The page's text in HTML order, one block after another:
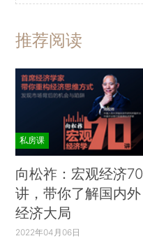
推荐阅读
私房课
向松祚：宏观经济70
讲，带你了解国内外
经济大局
2022年04月06日